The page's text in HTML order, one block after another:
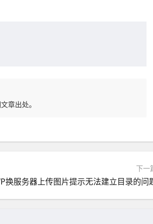
章出处。
下一
换服务器上传图片提示无法建立目录的问